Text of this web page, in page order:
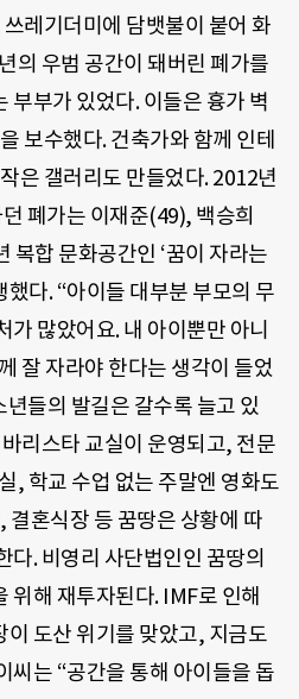
레기더미에 담뱃불이 붙어 화
의 우범 공간이 돼버린 폐가를
부부가 있었다. 이들은 흉가 벽
보수했다. 건축가와 함께 인테
은 갤러리도 만들었다. 2012년
폐가는 이재준(49), 백승희
복합 문화공간인 ‘꿈이 자라는
다. “아이들 대부분 부모의 무
가 많았어요. 내 아이뿐만 아니
잘 자라야 한다는 생각이 들었
들의 발길은 갈수록 늘고 있
리스타 교실이 운영되고, 전문
, 학교 수업 없는 주말엔 영화도
결혼식장 등 꿈땅은 상황에 따
다. 비영리 사단법인인 꿈땅의
위해 재투자된다. IMF로 인해
도산 위기를 맞았고, 지금도
씨는 “공간을 통해 아이들을 돕